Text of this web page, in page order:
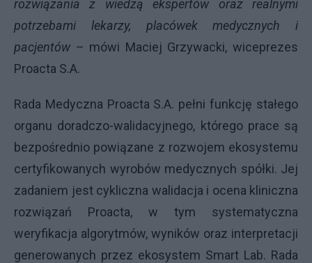
rozwiązania z wiedzą ekspertów oraz realnymi
potrzebami lekarzy, placówek medycznych i
pacjentów – mówi Maciej Grzywacki, wiceprezes
Proacta S.A.
Rada Medyczna Proacta S.A. pełni funkcję stałego
organu doradczo-walidacyjnego, którego prace są
bezpośrednio powiązane z rozwojem ekosystemu
certyfikowanych wyrobów medycznych spółki. Jej
zadaniem jest cykliczna walidacja i ocena kliniczna
rozwiązań Proacta, w tym systematyczna
weryfikacja algorytmów, wyników oraz interpretacji
generowanych przez ekosystem Smart Lab. Rada